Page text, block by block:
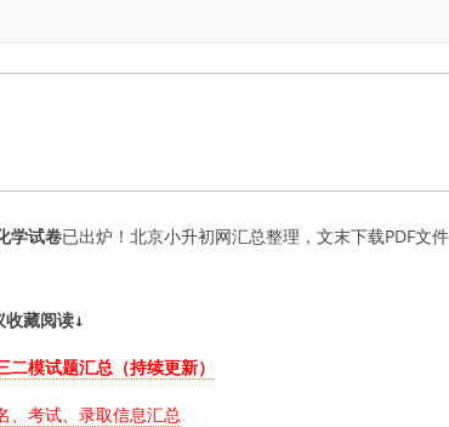
学试卷已出炉！北京小升初网汇总整理，文末下载PDF文件
收藏阅读↓
模试题汇总（持续更新）
、考试、录取信息汇总